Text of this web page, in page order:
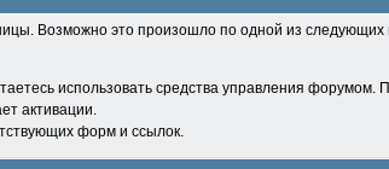
Возможно это произошло по одной из следующих
использовать средства управления
активации.
форм и ссылок.